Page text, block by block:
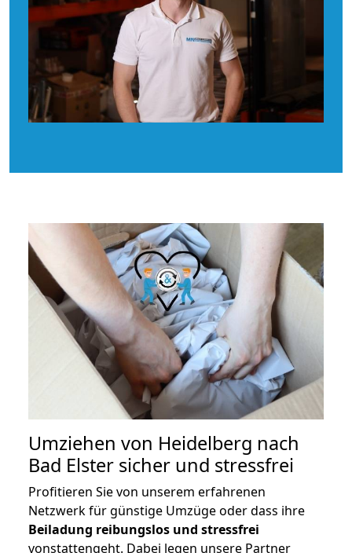
Umziehen von Heidelberg nach
Bad Elster sicher und stressfrei
Profitieren Sie von unserem erfahrenen
Netzwerk für günstige Umzüge oder dass ihre
Beiladung reibungslos und stressfrei
vonstattengeht. Dabei legen unsere Partner